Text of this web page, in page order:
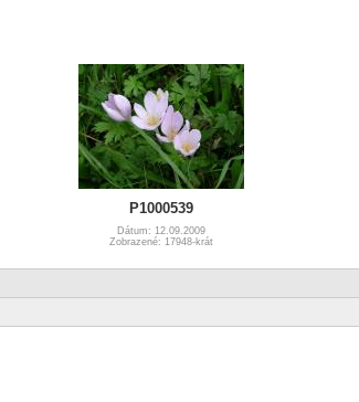
P1000539
Dátum: 12.09.2009
Zobrazené: 17948-krát